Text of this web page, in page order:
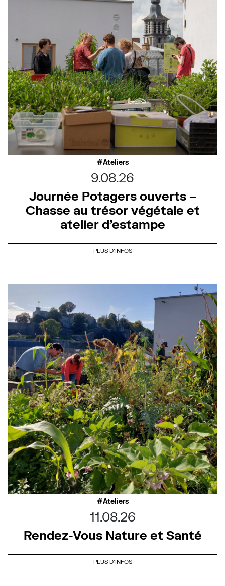
Ateliers
9.08.26
Journée Potagers ouverts –
Chasse au trésor végétale et
atelier d’estampe
PLUS D'INFOS
Ateliers
11.08.26
Rendez-Vous Nature et Santé
PLUS D'INFOS